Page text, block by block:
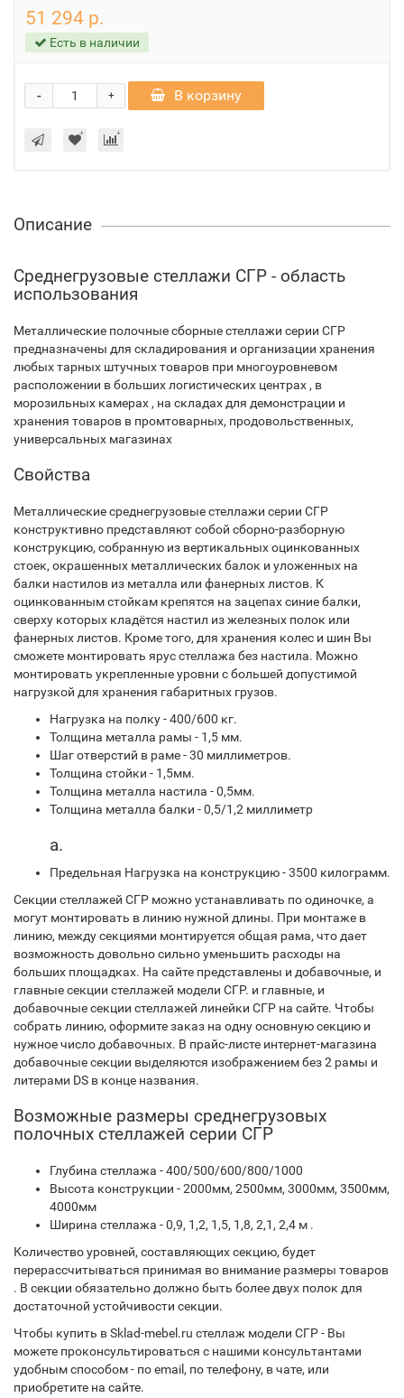
51 294 р.
Есть в наличии
+
- В корзину
Описание
Среднегрузовые стеллажи СГР - область
использования
Металлические полочные сборные стеллажи серии СГР
предназначены для складирования и организации хранения
любых тарных штучных товаров при многоуровневом
расположении в больших логистических центрах , в
морозильных камерах , на складах для демонстрации и
хранения товаров в промтоварных, продовольственных,
универсальных магазинах
Свойства
Металлические среднегрузовые стеллажи серии СГР
конструктивно представляют собой сборно-разборную
конструкцию, собранную из вертикальных оцинкованных
стоек, окрашенных металлических балок и уложенных на
балки настилов из металла или фанерных листов. К
оцинкованным стойкам крепятся на зацепах синие балки,
сверху которых кладётся настил из железных полок или
фанерных листов. Кроме того, для хранения колес и шин Вы
сможете монтировать ярус стеллажа без настила. Можно
монтировать укрепленные уровни с большей допустимой
нагрузкой для хранения габаритных грузов.
Нагрузка на полку - 400/600 кг.
Толщина металла рамы - 1,5 мм.
Шаг отверстий в раме - 30 миллиметров.
Толщина стойки - 1,5мм.
Толщина металла настила - 0,5мм.
Толщина металла балки - 0,5/1,2 миллиметр
а.
Предельная Нагрузка на конструкцию - 3500 килограмм.
Секции стеллажей СГР можно устанавливать по одиночке, а
могут монтировать в линию нужной длины. При монтаже в
линию, между секциями монтируется общая рама, что дает
возможность довольно сильно уменьшить расходы на
больших площадках. На сайте представлены и добавочные, и
главные секции стеллажей модели СГР. и главные, и
добавочные секции стеллажей линейки СГР на сайте. Чтобы
собрать линию, оформите заказ на одну основную секцию и
нужное число добавочных. В прайс-листе интернет-магазина
добавочные секции выделяются изображением без 2 рамы и
литерами DS в конце названия.
Возможные размеры среднегрузовых
полочных стеллажей серии СГР
Глубина стеллажа - 400/500/600/800/1000
Высота конструкции - 2000мм, 2500мм, 3000мм, 3500мм,
4000мм
Ширина стеллажа - 0,9, 1,2, 1,5, 1,8, 2,1, 2,4 м .
Количество уровней, составляющих секцию, будет
перерассчитываться принимая во внимание размеры товаров
. В секции обязательно должно быть более двух полок для
достаточной устойчивости секции.
Чтобы купить в Sklad-mebel.ru стеллаж модели СГР - Вы
можете проконсультироваться с нашими консультантами
удобным способом - по email, по телефону, в чате, или
приобретите на сайте.